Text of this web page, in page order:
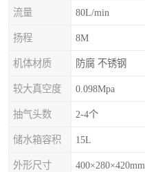
流量 80L/min
扬程 8M
机体材质 防腐 不锈钢
较大真空度 0.098Mpa
抽气头数 2-4个
储水箱容积 15L
外形尺寸 400×280×420mm